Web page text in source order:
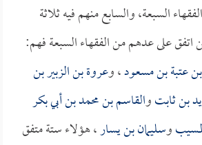
السبعة، والسابع منهم فيه ثلاثة
اتفق على عدهم من الفقهاء السبعة فهم:
بن عتبة بن مسعود، وعروة بن الزبير بن
بن ثابتوالقاسم بن محمد بن أبي بكر
وسليمان بن يسار، هؤلاء ستة متفق